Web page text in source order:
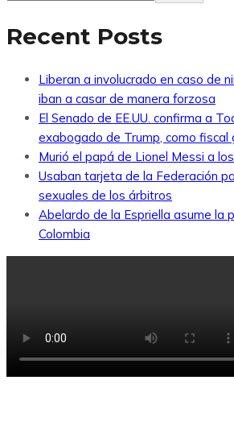
Recent Posts
Liberan a involucrado en caso de
iban a casar de manera forzosa
El Senado de EE.UU. confirma a
exabogado de Trump, como fiscal
Murió el papá de Lionel Messi a
Usaban tarjeta de la Federación
sexuales de los árbitros
Abelardo de la Espriella asume la
Colombia